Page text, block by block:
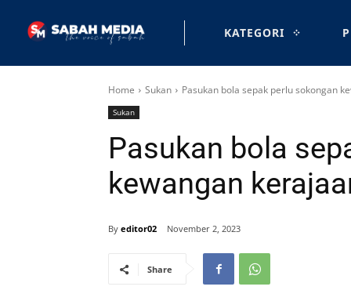
KATEGORI
Home Sukan Pasukan bola sepak perlu sokongan
Sukan
Pasukan bola
kewangan
By editor02 November 2, 2023
Share